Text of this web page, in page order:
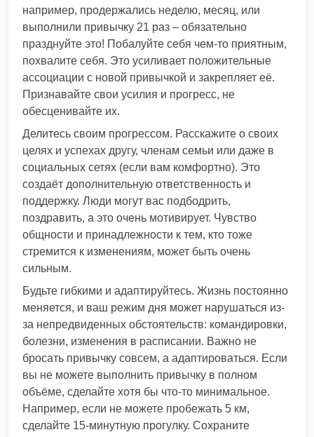
например, продержались неделю, месяц, или
выполнили привычку 21 раз – обязательно
празднуйте это! Побалуйте себя чем-то приятным,
похвалите себя. Это усиливает положительные
ассоциации с новой привычкой и закрепляет её.
Признавайте свои усилия и прогресс, не
обесценивайте их.
Делитесь своим прогрессом. Расскажите о своих
целях и успехах другу, членам семьи или даже в
социальных сетях (если вам комфортно). Это
создаёт дополнительную ответственность и
поддержку. Люди могут вас подбодрить,
поздравить, а это очень мотивирует. Чувство
общности и принадлежности к тем, кто тоже
стремится к изменениям, может быть очень
сильным.
Будьте гибкими и адаптируйтесь. Жизнь постоянно
меняется, и ваш режим дня может нарушаться из-
за непредвиденных обстоятельств: командировки,
болезни, изменения в расписании. Важно не
бросать привычку совсем, а адаптироваться. Если
вы не можете выполнить привычку в полном
объёме, сделайте хотя бы что-то минимальное.
Например, если не можете пробежать 5 км,
сделайте 15-минутную прогулку. Сохраните